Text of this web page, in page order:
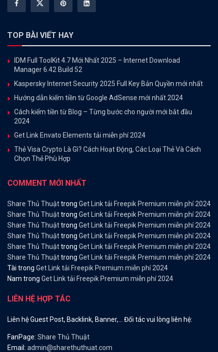
TOP BÀI VIẾT HAY
IDM Full ToolKit 4.7 Mới Nhất 2025 – Internet Download
Manager 6.42 Build 52
Kaspersky Internet Security 2025 Full Key Bản Quyền mới nhất
Hướng dẫn kiếm tiền từ Google AdSense mới nhất 2024
Cách kiếm tiền từ Blog – Từng bước cho người mới bắt đầu
2024
Get Link Envato Elements tải miễn phí 2024
Thẻ Visa Crypto Là Gì? Cách Hoạt Động, Các Loại Thẻ Và Cách
Chọn Thẻ Phù Hợp
COMMENT MỚI NHẤT
Share Thủ Thuậttrong Get Link tải Freepik Premium miễn phí 2024
Share Thủ Thuậttrong Get Link tải Freepik Premium miễn phí 2024
Share Thủ Thuậttrong Get Link tải Freepik Premium miễn phí 2024
Share Thủ Thuậttrong Get Link tải Freepik Premium miễn phí 2024
Share Thủ Thuậttrong Get Link tải Freepik Premium miễn phí 2024
Share Thủ Thuậttrong Get Link tải Freepik Premium miễn phí 2024
Tài trong Get Link tải Freepik Premium miễn phí 2024
Nam trong Get Link tải Freepik Premium miễn phí 2024
LIÊN HỆ HỢP TÁC
Liên hệ Guest Post, Backlink, Banner,… Đối tác vui lòng liên hệ:
FanPage: Share Thủ Thuật
Email: admin@sharethuthuat.com